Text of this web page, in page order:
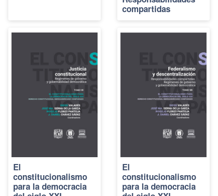
compartidas
El
constitucionalismo
para la democracia
El
constitucionalismo
para la democracia